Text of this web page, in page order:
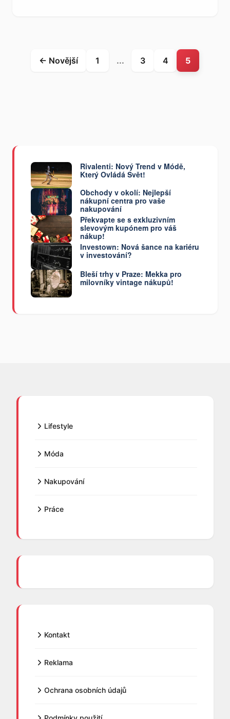
← Novější 1 ... 3 4 5
Rivalenti: Nový Trend v Módě,
Který Ovládá Svět!
Obchody v okolí: Nejlepší
nákupní centra pro vaše
nakupování
Překvapte se s exkluzivním
slevovým kupónem pro váš
nákup!
Investown: Nová šance na kariéru
v investování?
Bleší trhy v Praze: Mekka pro
milovníky vintage nákupů!
Lifestyle
Móda
Nakupování
Práce
Kontakt
Reklama
Ochrana osobních údajů